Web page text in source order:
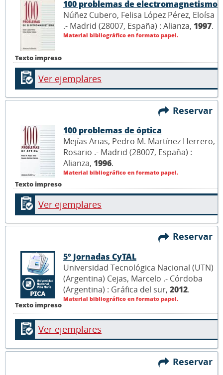
Texto impreso
100 problemas de electromagnetismo
Núñez Cubero, Felisa López Pérez, Eloísa
.- Madrid (28007, España) : Alianza, 1997.
Material bibliográfico en formato papel.
Ver ejemplares
Reservar
Texto impreso
100 problemas de óptica
Mejías Arias, Pedro M. Martínez Herrero,
Rosario .- Madrid (28007, España) :
Alianza, 1996.
Material bibliográfico en formato papel.
Ver ejemplares
Reservar
Texto impreso
5° Jornadas CyTAL
Universidad Tecnológica Nacional (UTN)
(Argentina) Cejas, Marcelo .- Córdoba
(Argentina) : Gráfica del sur, 2012.
Material bibliográfico en formato papel.
Ver ejemplares
Reservar